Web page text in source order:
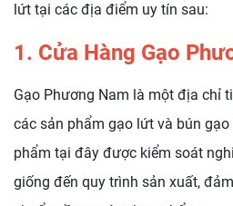
lứt tại các địa điểm uy tín sau:
1. Cửa Hàng Gạo
Gạo Phương Nam là một địa chỉ
các sản phẩm gạo lứt và bún
phẩm tại đây được kiểm soát
giống đến quy trình sản xuất,